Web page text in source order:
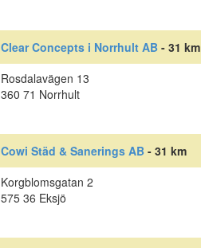
Clear Concepts i Norrhult AB- 31 km
Rosdalavägen 13
360 71 Norrhult
Cowi Städ & Sanerings AB- 31 km
Korgblomsgatan 2
575 36 Eksjö